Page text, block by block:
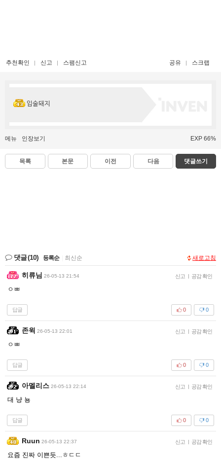
추천확인 신고 스팸신고 공유 스크랩
입술돼지
메뉴 인장보기 EXP 66%
목록 본문 이전 다음 댓글쓰기
댓글(10) 등록순 최신순 새로고침
히류님 26-05-13 21:54 신고 | 공감 확인
ㅇㅃ
답글 0
0
존윅 26-05-13 22:01 신고 | 공감 확인
ㅇㅃ
답글 0
0
아멜리스 26-05-13 22:14 신고 | 공감 확인
대 냥 뇽
답글 0
0
Ruun 26-05-13 22:37 신고 | 공감 확인
요즘 진짜 이쁜듯...ㅎㄷㄷ